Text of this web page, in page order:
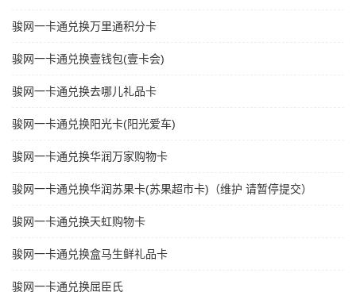
骏网一卡通兑换万里通积分卡
骏网一卡通兑换壹钱包(壹卡会)
骏网一卡通兑换去哪儿礼品卡
骏网一卡通兑换阳光卡(阳光爱车)
骏网一卡通兑换华润万家购物卡
骏网一卡通兑换华润苏果卡(苏果超市卡)（维护 请暂停提交）
骏网一卡通兑换天虹购物卡
骏网一卡通兑换盒马生鲜礼品卡
骏网一卡通兑换屈臣氏